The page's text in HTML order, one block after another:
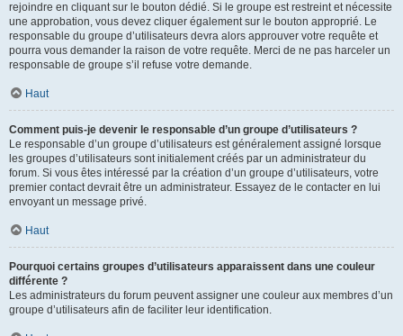
rejoindre en cliquant sur le bouton dédié. Si le groupe est restreint et nécessite
une approbation, vous devez cliquer également sur le bouton approprié. Le
responsable du groupe d’utilisateurs devra alors approuver votre requête et
pourra vous demander la raison de votre requête. Merci de ne pas harceler un
responsable de groupe s’il refuse votre demande.
Haut
Comment puis-je devenir le responsable d’un groupe d’utilisateurs ?
Le responsable d’un groupe d’utilisateurs est généralement assigné lorsque
les groupes d’utilisateurs sont initialement créés par un administrateur du
forum. Si vous êtes intéressé par la création d’un groupe d’utilisateurs, votre
premier contact devrait être un administrateur. Essayez de le contacter en lui
envoyant un message privé.
Haut
Pourquoi certains groupes d’utilisateurs apparaissent dans une couleur
différente ?
Les administrateurs du forum peuvent assigner une couleur aux membres d’un
groupe d’utilisateurs afin de faciliter leur identification.